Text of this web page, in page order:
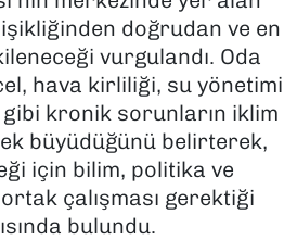
doğrudan ve en
vurgulandı. Oda
hava kirliliği, su yönetimi
kronik sorunların iklim
büyüdüğünü belirterek,
için bilim, politika ve
çalışması gerektiği
bulundu.